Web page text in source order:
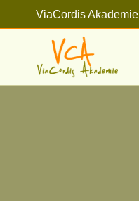
Inhalt
ViaCordis